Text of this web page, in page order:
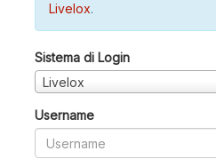
Livelox.
Sistema di Login
Livelox
Username